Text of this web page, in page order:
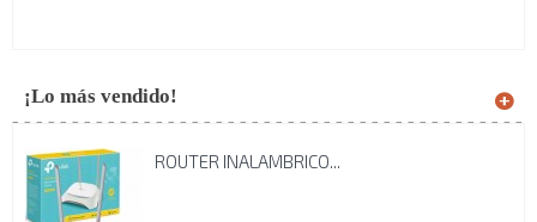
¡Lo más vendido!
ROUTER INALAMBRICO...